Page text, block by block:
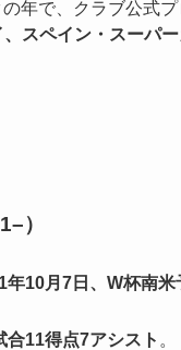
年で、クラブ公式
スペイン・スーパ
）
年10月7日、W杯南
合11得点7アシスト 。